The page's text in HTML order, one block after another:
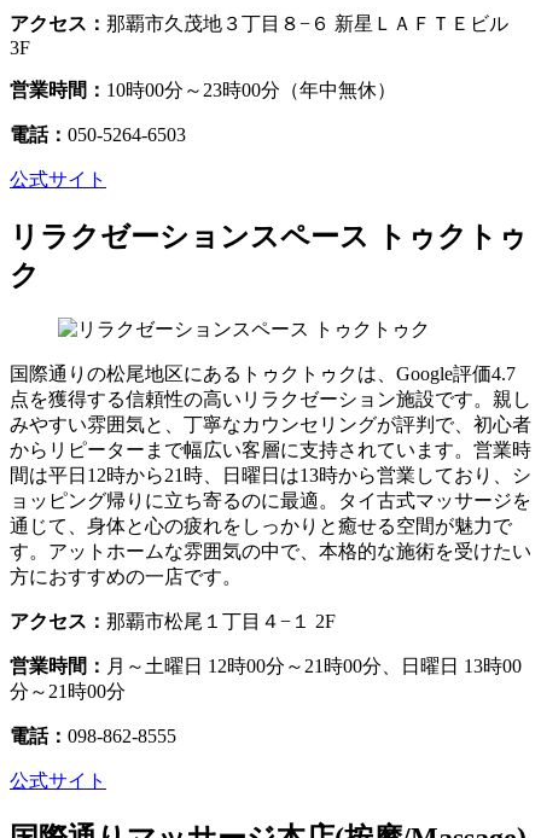
アクセス： 那覇市久茂地３丁目８−６ 新星ＬＡＦＴＥビル
3F
営業時間： 10時00分～23時00分（年中無休）
電話： 050-5264-6503
公式サイト
リラクゼーションスペース トゥクトゥ
ク
国際通りの松尾地区にあるトゥクトゥクは、Google評価4.7
点を獲得する信頼性の高いリラクゼーション施設です。親し
みやすい雰囲気と、丁寧なカウンセリングが評判で、初心者
からリピーターまで幅広い客層に支持されています。営業時
間は平日12時から21時、日曜日は13時から営業しており、シ
ョッピング帰りに立ち寄るのに最適。タイ古式マッサージを
通じて、身体と心の疲れをしっかりと癒せる空間が魅力で
す。アットホームな雰囲気の中で、本格的な施術を受けたい
方におすすめの一店です。
アクセス： 那覇市松尾１丁目４−１ 2F
営業時間： 月～土曜日 12時00分～21時00分、日曜日 13時00
分～21時00分
電話： 098-862-8555
公式サイト